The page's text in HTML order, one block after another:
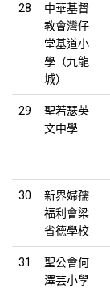
28
中華基督
教會灣仔
堂基道小
學（九龍
城）
29
聖若瑟英
文中學
30
新界婦孺
福利會梁
省德學校
31
聖公會何
澤芸小學